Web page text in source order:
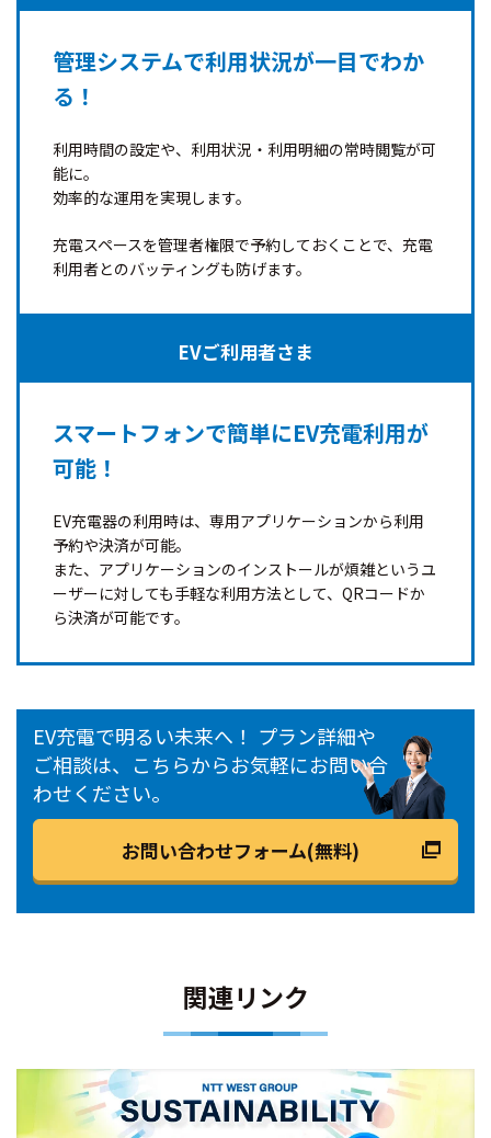
管理システムで利用状況が一目でわか
る！
利用時間の設定や、利用状況・利用明細の常時閲覧が可
能に。
効率的な運用を実現します。
充電スペースを管理者権限で予約しておくことで、充電
利用者とのバッティングも防げます。
EVご利用者さま
スマートフォンで簡単にEV充電利用が
可能！
EV充電器の利用時は、専用アプリケーションから利用
予約や決済が可能。
また、アプリケーションのインストールが煩雑というユ
ーザーに対しても手軽な利用方法として、QRコードか
ら決済が可能です。
EV充電で明るい未来へ！ プラン詳細や
ご相談は、こちらからお気軽にお問い合
わせください。
お問い合わせフォーム(無料)
関連リンク